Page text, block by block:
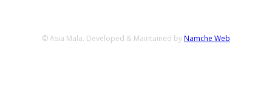
© Asia Mala. Developed & Maintained byNamche Web